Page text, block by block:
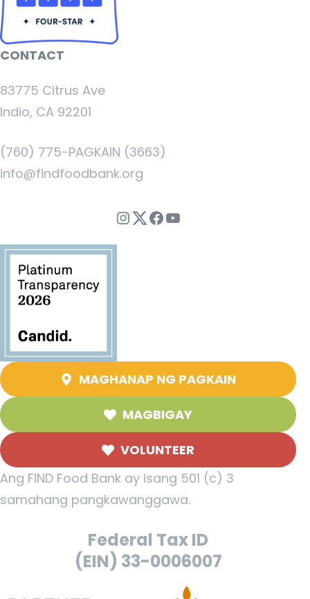
CONTACT
83775 Citrus Ave
Indio, CA 92201
(760) 775-PAGKAIN (3663)
info@findfoodbank.org
Instagram
Twitter
Facebook
YouTube
MAGHANAP NG PAGKAIN
MAGBIGAY
VOLUNTEER
Ang FIND Food Bank ay isang 501 (c) 3
samahang pangkawanggawa.
Federal Tax ID
(EIN) 33-0006007